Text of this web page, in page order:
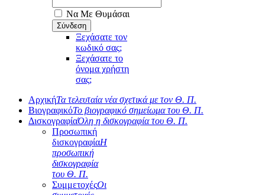
Να Με Θυμάσαι
Ξεχάσατε τον
κωδικό σας;
Ξεχάσατε το
όνομα χρήστη
σας;
ΑρχικήΤα τελευταία νέα σχετικά με τον Θ. Π.
ΒιογραφικόΤο βιογραφικό σημείωμα του Θ. Π.
ΔισκογραφίαΌλη η δισκογραφία του Θ. Π.
Προσωπική
δισκογραφίαΗ
προσωπική
δισκογραφία
του Θ. Π.
ΣυμμετοχέςΟι